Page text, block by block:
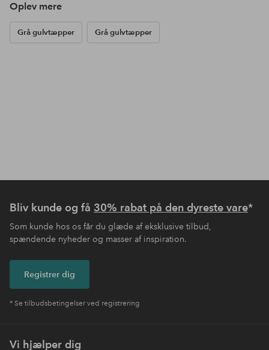
Oplev mere
Grå gulvtæpper Grå gulvtæpper
Bliv kunde og få 30% rabat på den dyreste vare*
Som kunde hos os får du glæde af eksklusive tilbud,
spændende nyheder og masser af inspiration.
Registrer dig
* Se tilbudsbetingelser ved registrering
Vi hjælper dig